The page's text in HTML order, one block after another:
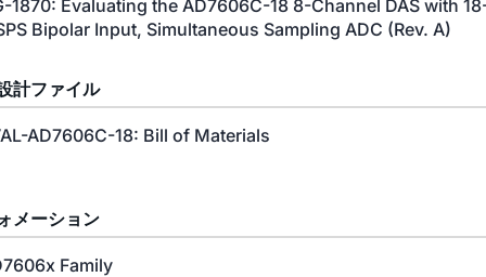
1870: Evaluating the AD7606C-18 8-Channel DAS with
Bipolar Input, Simultaneous Sampling ADC (Rev. A)
計ファイル
AD7606C-18: Bill of Materials
メーション
Family